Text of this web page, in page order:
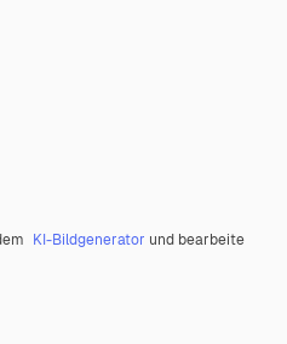
KI-Bildgenerator und bearbeite